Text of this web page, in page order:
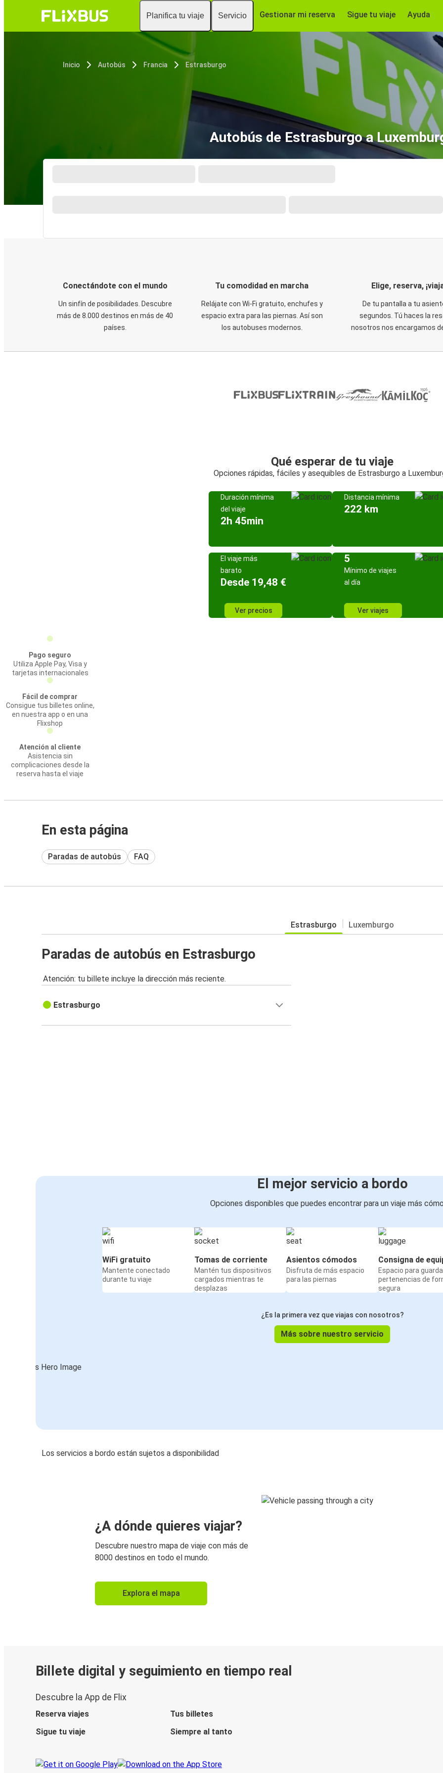
Planifica tu viaje Servicio Gestionar mi reserva Sigue tu viaje Ayuda
Inicio Autobús Francia Estrasburgo
Autobús de Estrasburgo a
Conectándote con el mundo
Un sinfín de posibilidades. Descubre
más de 8.000 destinos en más de 40
países.
Tu comodidad en marcha
Relájate con Wi-Fi gratuito, enchufes y
espacio extra para las piernas. Así son
los autobuses modernos.
Elige, reserva,
De tu pantalla a tu
segundos. Tú haces la
nosotros nos encargamos
Qué esperar de tu viaje
Opciones rápidas, fáciles y asequibles de Estrasburgo a
Duración mínima
del viaje
2h 45min
Distancia mínima
222 km
El viaje más
barato
Desde 19,48 €
Ver precios
5
Mínimo de viajes
al día
Ver viajes
Pago seguro
Utiliza Apple Pay, Visa y
tarjetas internacionales
Fácil de comprar
Consigue tus billetes online,
en nuestra app o en una
Flixshop
Atención al cliente
Asistencia sin
complicaciones desde la
reserva hasta el viaje
En esta página
Paradas de autobús FAQ
Estrasburgo Luxemburgo
Paradas de autobús en Estrasburgo
Atención: tu billete incluye la dirección más reciente.
Estrasburgo
El mejor servicio a bordo
Opciones disponibles que puedes encontrar para un viaje más
WiFi gratuito
Mantente conectado
durante tu viaje
Tomas de corriente
Mantén tus dispositivos
cargados mientras te
desplazas
Asientos cómodos
Disfruta de más espacio
para las piernas
Consigna de
Espacio para
pertenencias de
segura
¿Es la primera vez que viajas con nosotros?
Más sobre nuestro servicio
Los servicios a bordo están sujetos a disponibilidad
¿A dónde quieres viajar?
Descubre nuestro mapa de viaje con más de
8000 destinos en todo el mundo.
Explora el mapa
Billete digital y seguimiento en tiempo real
Descubre la App de Flix
Reserva viajes
Tus billetes
Sigue tu viaje
Siempre al tanto